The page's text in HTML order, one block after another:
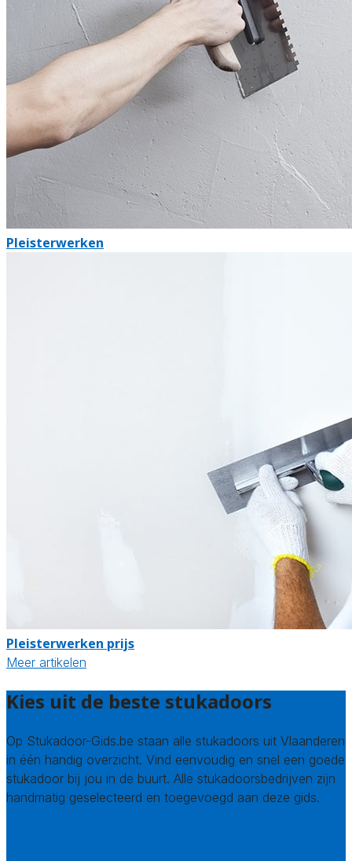
Pleisterwerken
Pleisterwerken prijs
Meer artikelen
Kies uit de beste stukadoors
Op Stukadoor-Gids.be staan alle stukadoors uit Vlaanderen
in één handig overzicht. Vind eenvoudig en snel een goede
stukadoor bij jou in de buurt. Alle stukadoorsbedrijven zijn
handmatig geselecteerd en toegevoegd aan deze gids.